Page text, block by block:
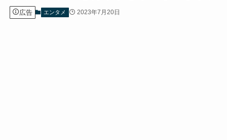
広告 エンタメ 2023年7月20日